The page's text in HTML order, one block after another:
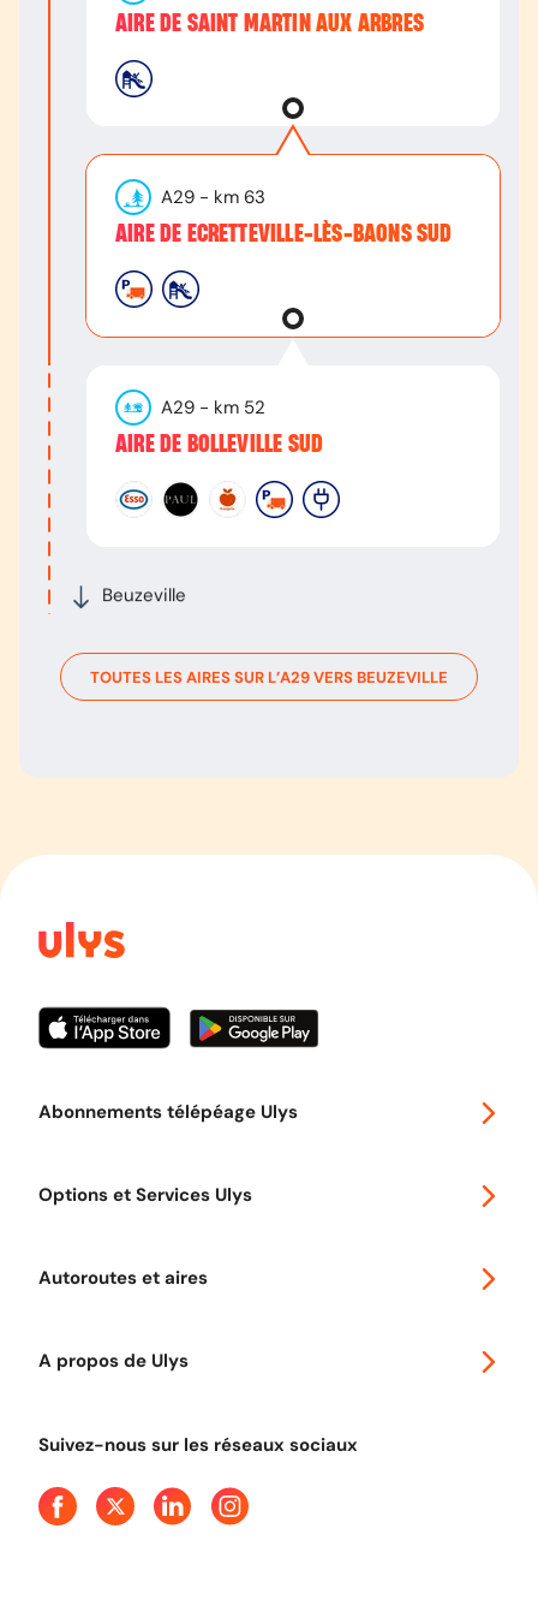
Beuzeville
AIRE DE SAINT MARTIN AUX ARBRES
A29 - km 63
AIRE DE ECRETTEVILLE-LÈS-BAONS SUD
A29 - km 52
AIRE DE BOLLEVILLE SUD
TOUTES LES AIRES SUR L’A29VERS BEUZEVILLE
Abonnements télépéage Ulys
Options et Services Ulys
Autoroutes et aires
A propos de Ulys
Presse
Suivez-nous sur les réseaux sociaux